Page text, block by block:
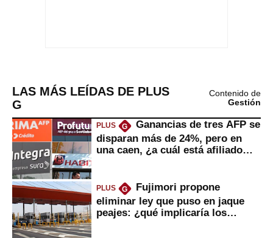
LAS MÁS LEÍDAS DE PLUS
G
Contenido de
Gestión
PLUS G
Ganancias de tres AFP se
disparan más de 24%, pero en
una caen, ¿a cuál está afiliado
PLUS G
Fujimori propone
eliminar ley que puso en jaque
peajes: ¿qué implicaría los